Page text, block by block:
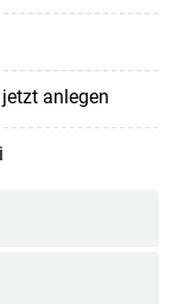
anlegen